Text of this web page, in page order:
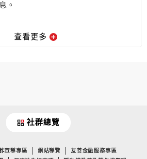
。
查看更多
社群總覽
宣導專區 網站導覽
友善金融服務專區